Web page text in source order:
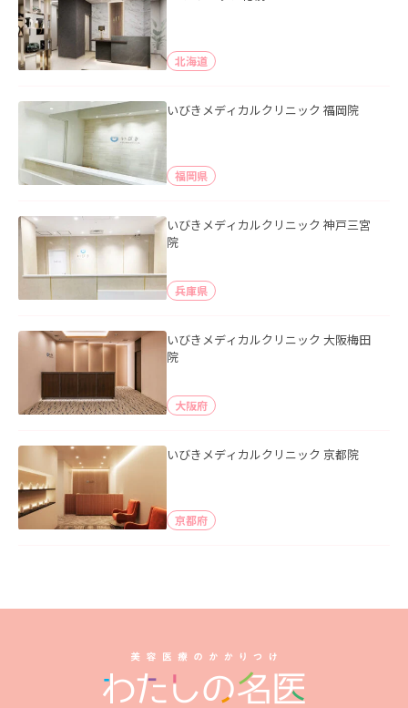
北海道
いびきメディカルクリニック 福岡院
福岡県
いびきメディカルクリニック 神戸三宮
院
兵庫県
いびきメディカルクリニック 大阪梅田
院
大阪府
いびきメディカルクリニック 京都院
京都府